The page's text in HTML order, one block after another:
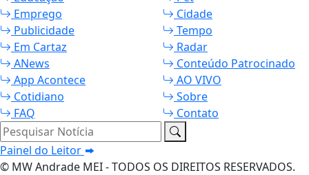
Emprego
Cidade
Publicidade
Tempo
Em Cartaz
Radar
ANews
Conteúdo Patrocinado
App Acontece
AO VIVO
Cotidiano
Sobre
FAQ
Contato
Pesquisar Notícia
Painel do Leitor
© MW Andrade MEI - TODOS OS DIREITOS RESERVADOS.